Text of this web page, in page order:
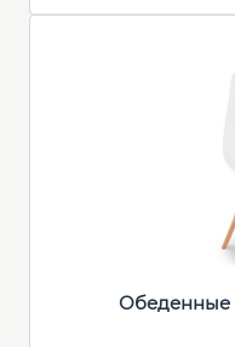
Обеденные